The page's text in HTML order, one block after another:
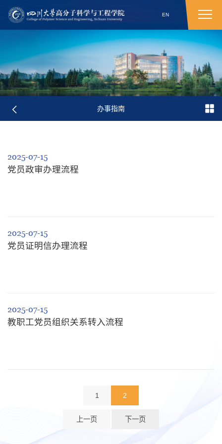
EN
办事指南
2025-07-15
党员政审办理流程
2025-07-15
党员证明信办理流程
2025-07-15
教职工党员组织关系转入流程
1 2
上一页 下一页